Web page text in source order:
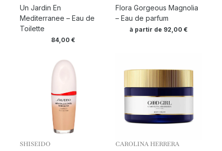
Un Jardin En
Mediterranee – Eau de
Toilette
84,00€
Flora Gorgeous Magnolia
– Eau de parfum
à partir de 92,00€
SHISEIDO CAROLINA HERRERA